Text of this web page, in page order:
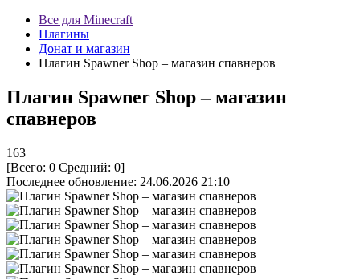
Все для Minecraft
Плагины
Донат и магазин
Плагин Spawner Shop – магазин спавнеров
Плагин Spawner Shop – магазин
спавнеров
163
[Всего: 0 Средний: 0]
Последнее обновление: 24.06.2026 21:10